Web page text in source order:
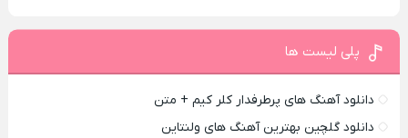
پلی لیست ها
دانلود آهنگ های پرطرفدار کلر کیم + متن
دانلود گلچین بهترین آهنگ های ولنتاین